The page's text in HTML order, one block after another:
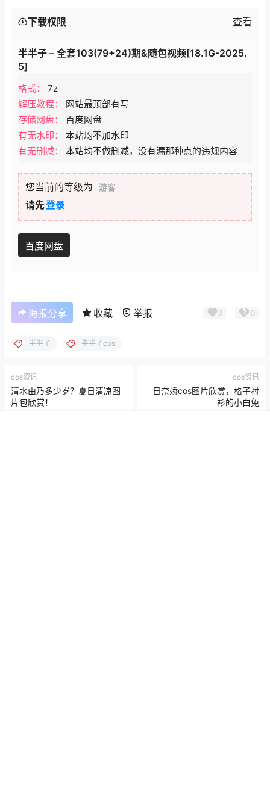
下载权限 查看
半半子 – 全套103(79+24)期&随包视频[18.1G-2025.
5]
格式：
7z
解压教程：
网站最顶部有写
存储网盘：
百度网盘
有无水印：
本站均不加水印
有无删减：
本站均不做删减，没有漏那种点的违规内容
您当前的等级为 游客
请先登录
百度网盘
海报分享 收藏 举报 0 0
半半子 半半子cos
cos资讯
清水由乃多少岁？夏日清凉图
片包欣赏！
cos资讯
日奈娇cos图片欣赏，格子衬
衫的小白兔